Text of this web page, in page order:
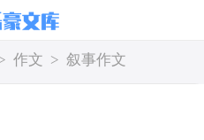
作文 > 叙事作文